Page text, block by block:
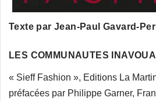
Texte par Jean-Paul Gavard-
LES COMMUNAUTES
« Sieff Fashion », Editions La
préfacées par Philippe Garner,